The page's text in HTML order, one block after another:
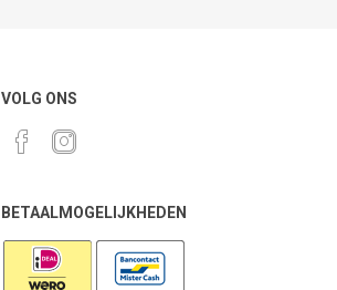
VOLG ONS
BETAALMOGELIJKHEDEN